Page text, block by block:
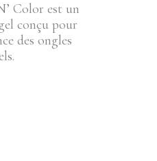
Color est un
conçu pour
des ongles